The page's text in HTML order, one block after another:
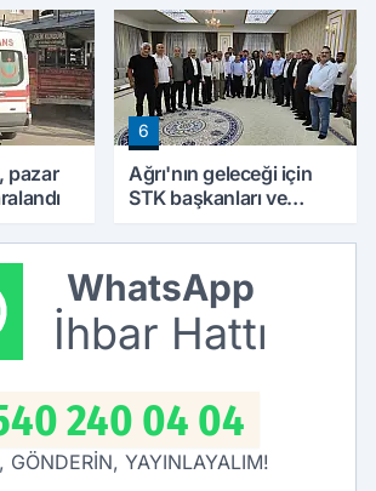
Hesabını Değiştirebilir
pazar
6
Ağrı'nın geleceği için
STK başkanları ve
araya geldi
WhatsApp
İhbar Hattı
240 04 04
GÖNDERİN, YAYINLAYALIM!